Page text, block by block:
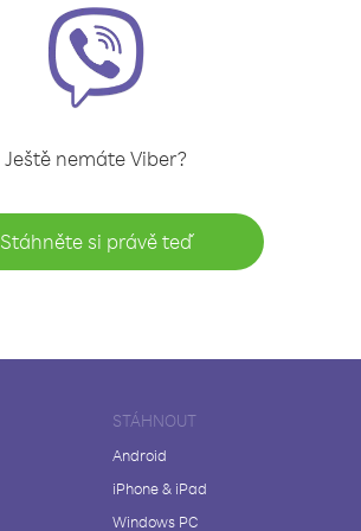
Ještě nemáte Viber?
Stáhněte si právě teď
STÁHNOUT
Android
iPhone & iPad
Windows PC